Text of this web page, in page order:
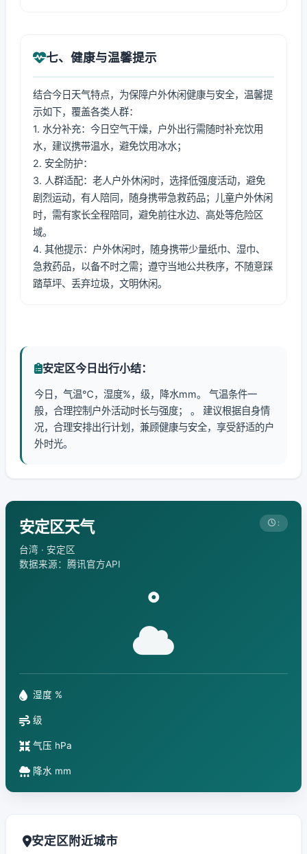
七、健康与温馨提示
结合今日天气特点，为保障户外休闲健康与安全，温馨提
示如下，覆盖各类人群：
1. 水分补充：今日空气干燥，户外出行需随时补充饮用
水，建议携带温水，避免饮用冰水；
2. 安全防护：
3. 人群适配：老人户外休闲时，选择低强度活动，避免
剧烈运动，有人陪同，随身携带急救药品；儿童户外休闲
时，需有家长全程陪同，避免前往水边、高处等危险区
域。
4. 其他提示：户外休闲时，随身携带少量纸巾、湿巾、
急救药品，以备不时之需；遵守当地公共秩序，不随意踩
踏草坪、丢弃垃圾，文明休闲。
安定区今日出行小结：
今日，气温℃，湿度%，级，降水mm。 气温条件一
般，合理控制户外活动时长与强度； 。 建议根据自身情
况，合理安排出行计划，兼顾健康与安全，享受舒适的户
外时光。
安定区天气
台湾 · 安定区
数据来源：腾讯官方API
:
°
湿度 %
级
气压 hPa
降水 mm
安定区附近城市